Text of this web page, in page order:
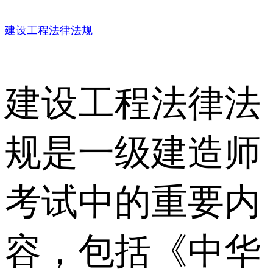
建设工程法律法规
建设工程法律法
规是一级建造师
考试中的重要内
容，包括《中华